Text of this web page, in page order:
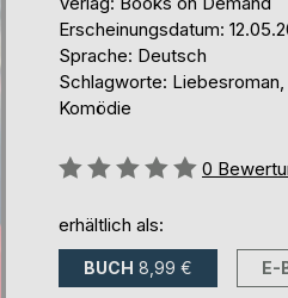
Erscheinungsdatum:
Sprache: Deutsch
Schlagworte:
Komödie
Bewertung::
0
erhältlich als:
BUCH 8,99 € E-